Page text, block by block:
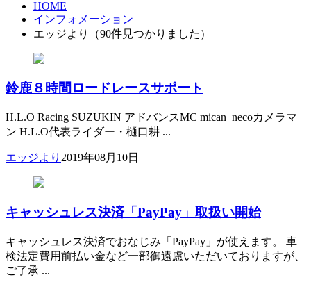
HOME
インフォメーション
エッジより（90件見つかりました）
鈴鹿８時間ロードレースサポート
H.L.O Racing SUZUKIN アドバンスMC mican_necoカメラマ
ン H.L.O代表ライダー・樋口耕 ...
エッジより 2019年08月10日
キャッシュレス決済「PayPay」取扱い開始
キャッシュレス決済でおなじみ「PayPay」が使えます。 車
検法定費用前払い金など一部御遠慮いただいておりますが、
ご了承 ...